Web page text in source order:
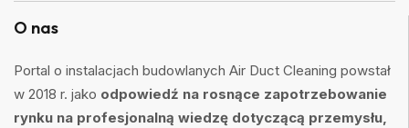
O nas
Portal o instalacjach budowlanych Air Duct Cleaning powstał
w 2018 r. jako odpowiedź na rosnące zapotrzebowanie
rynku na profesjonalną wiedzę dotyczącą przemysłu,